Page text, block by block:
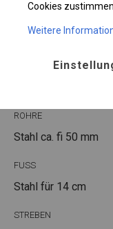
POLAR
ROHRE
Stahl ca. fi 50 mm
FUSS
Stahl für 14 cm
STREBEN
Cookies
Weitere